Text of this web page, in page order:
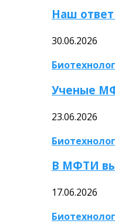
Наш
30.06.2026
Ученые
23.06.2026
В МФТИ
17.06.2026